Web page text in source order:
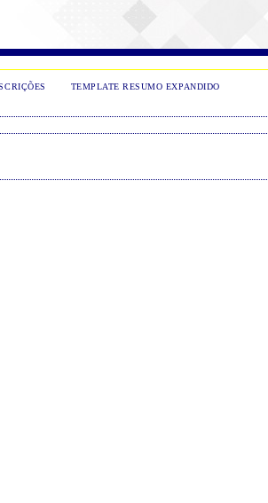
TEMPLATE RESUMO EXPANDIDO